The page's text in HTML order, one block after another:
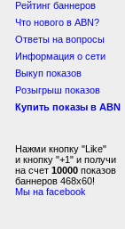
Рейтинг баннеров
Что нового в ABN?
Ответы на вопросы
Информация о сети
Выкуп показов
Розыгрыш показов
Купить показы в ABN
Нажми кнопку "Like"
и кнопку "+1" и получи
на счет 10000 показов
баннеров 468x60!
Мы на facebook